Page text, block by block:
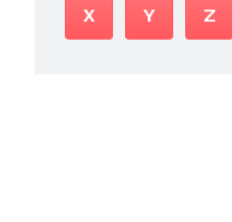
X Y Z